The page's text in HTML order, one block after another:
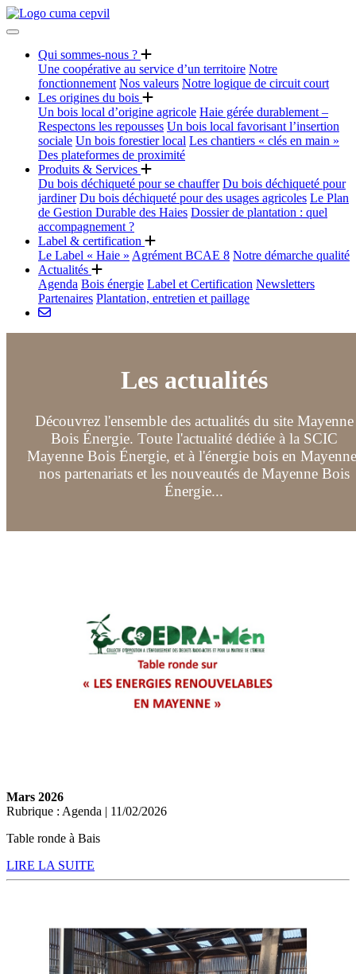
Qui sommes-nous ?
Une coopérative au service d’un territoire Notre
fonctionnement Nos valeurs Notre logique de circuit court
Les origines du bois
Un bois local d’origine agricole Haie gérée durablement –
Respectons les repousses Un bois local favorisant l’insertion
sociale Un bois forestier local Les chantiers « clés en main »
Des plateformes de proximité
Produits & Services
Du bois déchiqueté pour se chauffer Du bois déchiqueté pour
jardiner Du bois déchiqueté pour des usages agricoles Le Plan
de Gestion Durable des Haies Dossier de plantation : quel
accompagnement ?
Label & certification
Le Label « Haie » Agrément BCAE 8 Notre démarche qualité
Actualités
Agenda Bois énergie Label et Certification Newsletters
Partenaires Plantation, entretien et paillage
Les actualités
Découvrez l'ensemble des actualités du site Mayenne
Bois Énergie. Toute l'actualité dédiée à la SCIC
Mayenne Bois Énergie, et à l'énergie bois en
nos partenariats et les nouveautés de Mayenne Bois
Énergie...
Mars 2026
Rubrique : Agenda | 11/02/2026
Table ronde à Bais
LIRE LA SUITE